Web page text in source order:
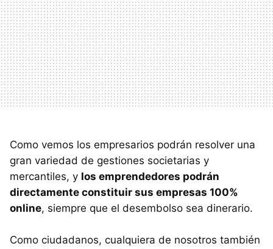
Como vemos los empresarios podrán resolver una
gran variedad de gestiones societarias y
mercantiles, y los emprendedores podrán
directamente constituir sus empresas 100%
online, siempre que el desembolso sea dinerario.
Como ciudadanos, cualquiera de nosotros también